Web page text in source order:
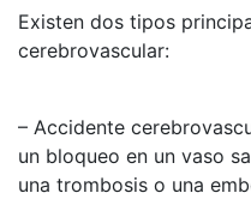
Existen dos tipos
cerebrovascular:
– Accidente
un bloqueo en un vaso
una trombosis o una